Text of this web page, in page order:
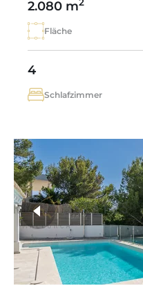
2.080 m2
Fläche
4
Schlafzimmer